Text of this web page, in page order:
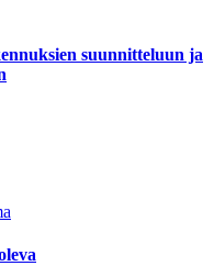
suunnitteluun ja